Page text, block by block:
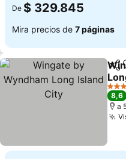
De $ 329.845
Mira precios de 7 páginas
Ver
3
8,6
a